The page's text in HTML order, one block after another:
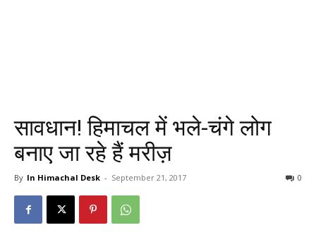
सावधान! हिमाचल में भले-चंगे लोग
बनाए जा रहे हैं मरीज़
By In Himachal Desk - September 21, 2017 0